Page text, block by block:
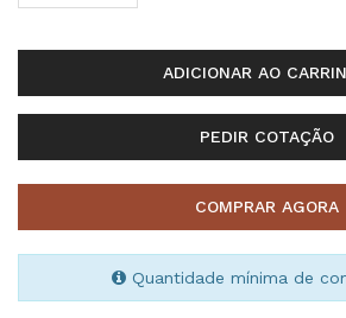
ADICIONAR AO
PEDIR COTAÇÃO
COMPRAR AGORA
Quantidade mínima de